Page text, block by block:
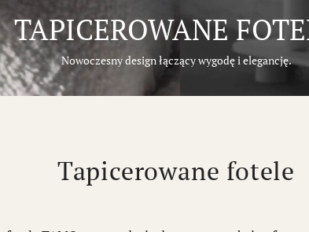
TAPICEROWANE
Nowoczesny design łączący wygodę i elegancję.
Tapicerowane fotele